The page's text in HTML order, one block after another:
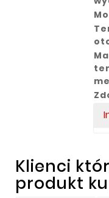
Klienci
produkt